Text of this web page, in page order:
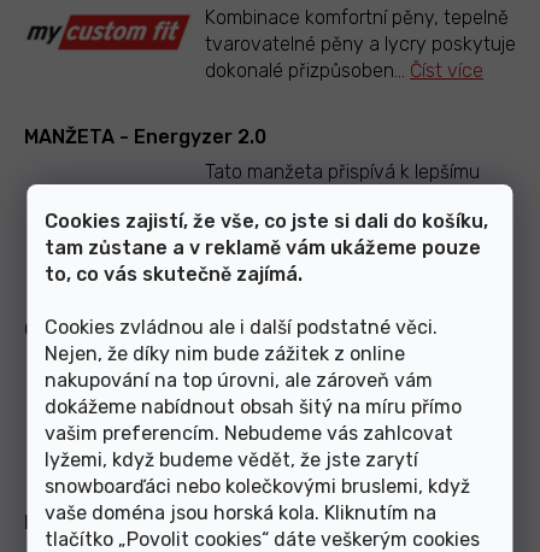
Cookies zajistí, že vše, co jste si dali do košíku,
tam zůstane a v reklamě vám ukážeme pouze
to, co vás skutečně zajímá.
Cookies zvládnou ale i další podstatné věci.
Nejen, že díky nim bude zážitek z online
nakupování na top úrovni, ale zároveň vám
dokážeme nabídnout obsah šitý na míru přímo
vašim preferencím. Nebudeme vás zahlcovat
lyžemi, když budeme vědět, že jste zarytí
snowboarďáci nebo kolečkovými bruslemi, když
vaše doména jsou horská kola. Kliknutím na
tlačítko „Povolit cookies“ dáte veškerým cookies
Kombinace komfortní pěny, tepelně
tvarovatelné pěny a lycry poskytuje
dokonalé přizpůsoben... Číst více
MANŽETA - Energyzer 2.0
Tato manžeta přispívá k lepšímu
tak k lepší rovnováze. ... Číst více
CHASSIS - Skating Flex
Kontrola a přenos sil s dobrou boční
stabilitou.
MANŽETA - Racing Skate